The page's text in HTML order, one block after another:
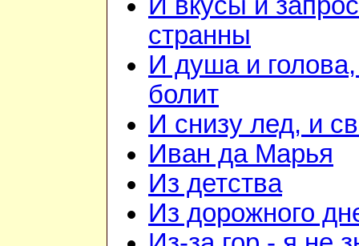
И вкусы и
странны
И душа и
болит
И снизу лед, и
Иван да Марья
Из детства
Из дорожного